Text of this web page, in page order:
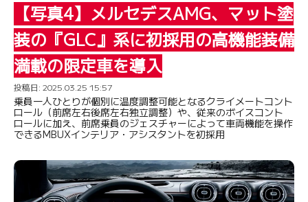
【写真4】メルセデスAMG、マット塗
装の『GLC』系に初採用の高機能装備
満載の限定車を導入
投稿日: 2025.03.25 15:57
乗員一人ひとりが個別に温度調整可能となるクライメートコント
ロール（前席左右後席左右独立調整）や、従来のボイスコント
ロールに加え、前席乗員のジェスチャーによって車両機能を操作
できるMBUXインテリア・アシスタントを初採用